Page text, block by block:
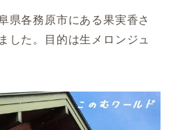
県各務原市にある果実香さ
した。目的は生メロンジュ